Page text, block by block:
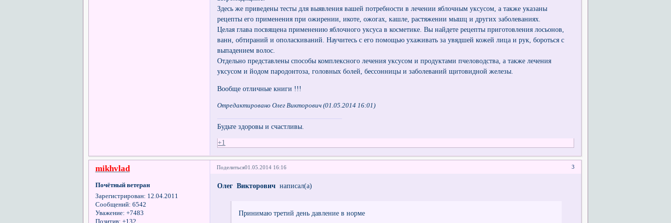
Здесь же приведены тесты для выявления вашей потребности в лечении яблочным уксусом, а также указаны
рецепты его применения при ожирении, икоте, ожогах, кашле, растяжении мышц и других заболеваниях.
Целая глава посвящена применению яблочного уксуса в косметике. Вы найдете рецепты приготовления лосьонов,
ванн, обтираний и ополаскиваний. Научитесь с его помощью ухаживать за увядшей кожей лица и рук, бороться с
выпадением волос.
Отдельно представлены способы комплексного лечения уксусом и продуктами пчеловодства, а также лечения
уксусом и йодом пародонтоза, головных болей, бессонницы и заболеваний щитовидной железы.
Вообще отличные книги !!!
Отредактировано Олег Викторович (01.05.2014 16:01)
Будьте здоровы и счастливы.
+1
Поделиться 3
01.05.2014 16:16
mikhvlad
Почётный ветеран
Зарегистрирован: 12.04.2011
Сообщений: 6542
Уважение: +7483
Позитив: +132
Олег Викторович написал(а)
Принимаю третий день давление в норме